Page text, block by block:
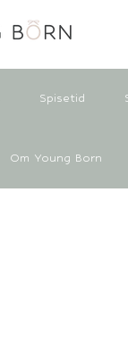
Spisetid
Om Young Born